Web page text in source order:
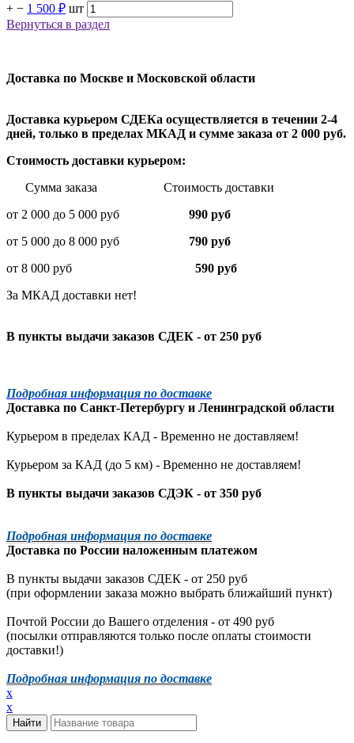
+ − 1 500 ₽ шт
Вернуться в раздел
Доставка по Москве и Московской области
Доставка курьером СДЕКа осуществляется в течении 2-4
дней, только в пределах МКАД и сумме заказа от 2 000 руб.
Стоимость доставки курьером:
Сумма заказа Стоимость доставки
от 2 000 до 5 000 руб
990 руб
от 5 000 до 8 000 руб 790 руб
от 8 000 руб 590 руб
За МКАД доставки нет!
В пункты выдачи заказов СДЕК - от 250 руб
Подробная информация по доставке
Доставка по Санкт-Петербургу и Ленинградской области
Курьером в пределах КАД - Временно не доставляем!
Курьером за КАД (до 5 км) - Временно не доставляем!
В пункты выдачи заказов СДЭК - от 350 руб
Подробная информация по доставке
Доставка по России наложенным платежом
В пункты выдачи заказов СДЕК - от 250 руб
(при оформлении заказа можно выбрать ближайший пункт)
Почтой России до Вашего отделения - от 490 руб
(посылки отправляются только после оплаты стоимости
доставки!)
Подробная информация по доставке
x
x